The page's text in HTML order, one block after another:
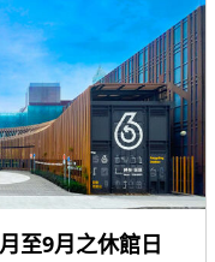
至9月之休館日